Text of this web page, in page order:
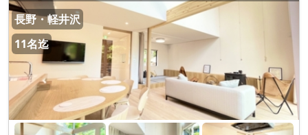
長野・軽井沢
11名迄